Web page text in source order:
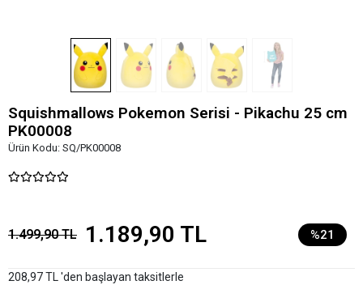
Squishmallows Pokemon Serisi - Pikachu 25 cm
PK00008
Ürün Kodu: SQ/PK00008
1.499,90 TL 1.189,90 TL %21
208,97 TL 'den başlayan taksitlerle